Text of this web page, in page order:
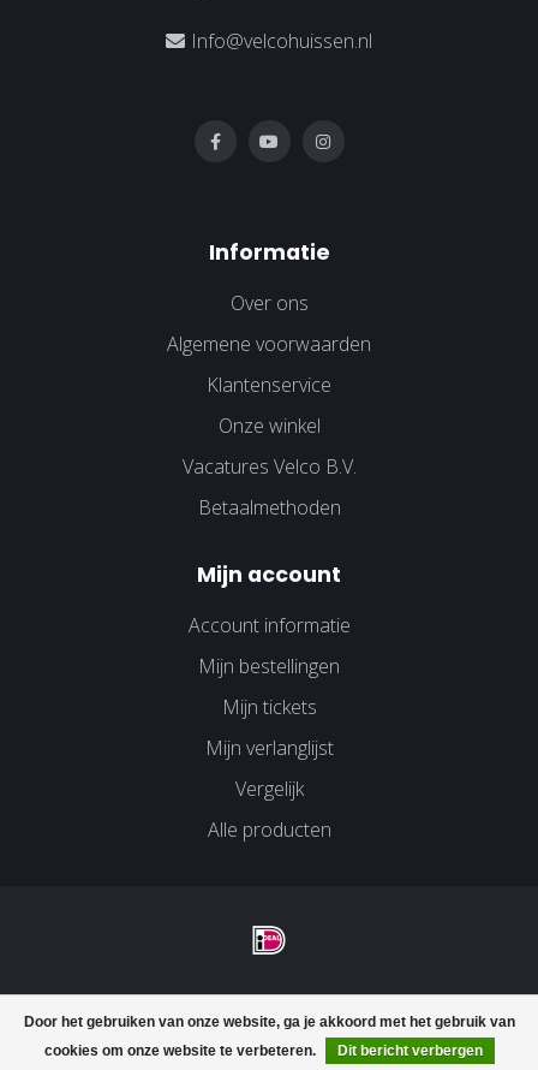
Door het gebruiken van onze website, ga je akkoord met het gebruik van
cookies om onze website te verbeteren.
Dit bericht verbergen
Info@velcohuissen.nl
Informatie
Over ons
Algemene voorwaarden
Klantenservice
Onze winkel
Vacatures Velco B.V.
Betaalmethoden
Mijn account
Account informatie
Mijn bestellingen
Mijn tickets
Mijn verlanglijst
Vergelijk
Alle producten
© Copyright 2026 Velco Huissen - Powered byLightspeed-
Dyvelopment
FILTERS